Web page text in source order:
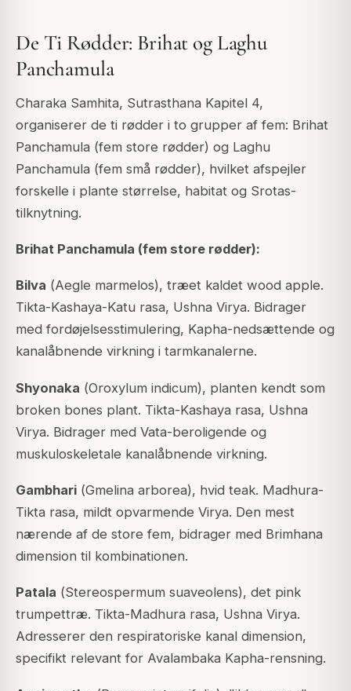
De Ti Rødder: Brihat og Laghu
Panchamula
Charaka Samhita, Sutrasthana Kapitel 4,
organiserer de ti rødder i to grupper af fem: Brihat
Panchamula (fem store rødder) og Laghu
Panchamula (fem små rødder), hvilket afspejler
forskelle i plante størrelse, habitat og Srotas-
tilknytning.
Brihat Panchamula (fem store rødder):
Bilva (Aegle marmelos), træet kaldet wood apple.
Tikta-Kashaya-Katu rasa, Ushna Virya. Bidrager
med fordøjelsesstimulering, Kapha-nedsættende og
kanalåbnende virkning i tarmkanalerne.
Shyonaka (Oroxylum indicum), planten kendt som
broken bones plant. Tikta-Kashaya rasa, Ushna
Virya. Bidrager med Vata-beroligende og
muskuloskeletale kanalåbnende virkning.
Gambhari (Gmelina arborea), hvid teak. Madhura-
Tikta rasa, mildt opvarmende Virya. Den mest
nærende af de store fem, bidrager med Brimhana
dimension til kombinationen.
Patala (Stereospermum suaveolens), det pink
trumpettræ. Tikta-Madhura rasa, Ushna Virya.
Adresserer den respiratoriske kanal dimension,
specifikt relevant for Avalambaka Kapha-rensning.